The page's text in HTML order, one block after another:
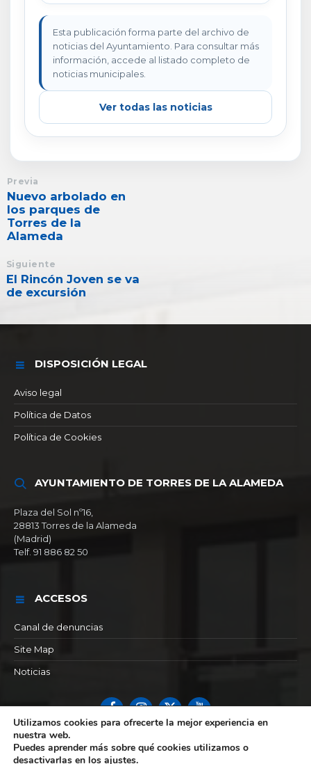
Esta publicación forma parte del archivo de
noticias del Ayuntamiento. Para consultar más
información, accede al listado completo de
noticias municipales.
Ver todas las noticias
Previa
Nuevo arbolado en
los parques de
Torres de la
Alameda
Siguiente
El Rincón Joven se va
de excursión
DISPOSICIÓN LEGAL
Aviso legal
Política de Datos
Política de Cookies
AYUNTAMIENTO DE TORRES DE LA ALAMEDA
Plaza del Sol nº16,
28813 Torres de la Alameda
(Madrid)
Telf. 91 886 82 50
ACCESOS
Canal de denuncias
Site Map
Noticias
FacebookInstagram
X YouTube
Utilizamos cookies para ofrecerte la mejor experiencia en
nuestra web.
Puedes aprender más sobre qué cookies utilizamos o
desactivarlas en los ajustes.